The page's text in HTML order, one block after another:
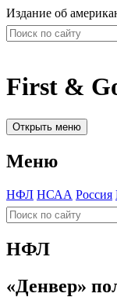
Издание об
First &
Открыть меню
Меню
НФЛ НСАА Россия
НФЛ
«Денвер»